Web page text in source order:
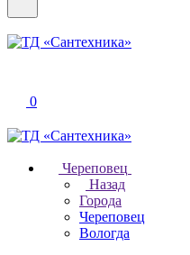
0
Череповец
Назад
Города
Череповец
Вологда